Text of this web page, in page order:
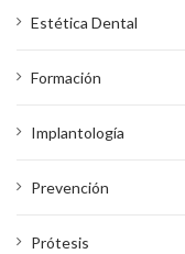
Estética Dental
Formación
Implantología
Prevención
Prótesis